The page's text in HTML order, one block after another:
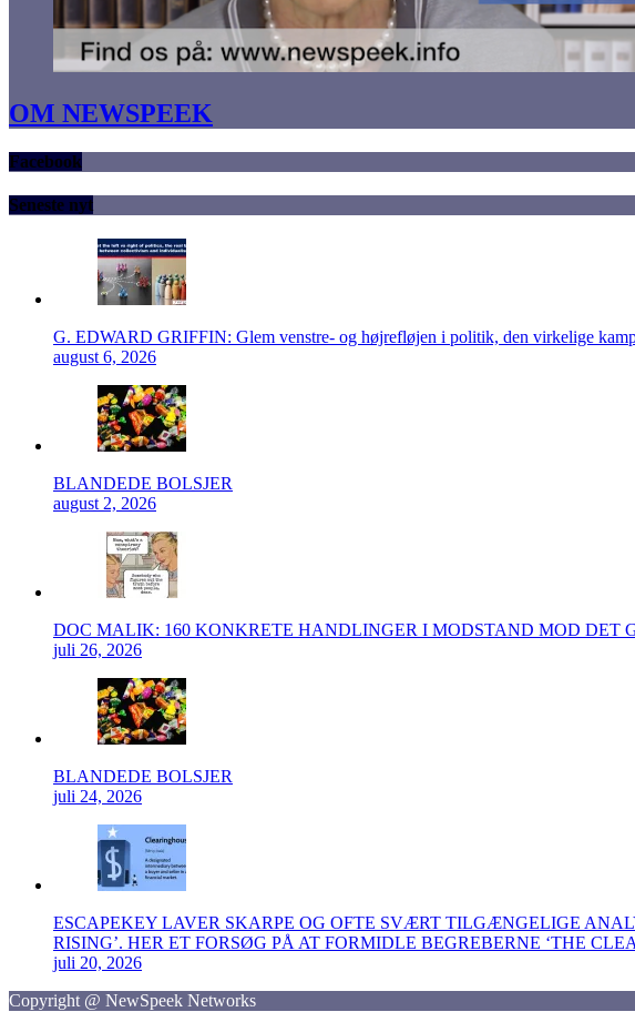
OM NEWSPEEK
Facebook
Seneste nyt
G. EDWARD GRIFFIN: Glem venstre- og højrefløjen i politik, den virkelige
august 6, 2026
BLANDEDE BOLSJER
august 2, 2026
DOC MALIK: 160 KONKRETE HANDLINGER I MODSTAND MOD DET
juli 26, 2026
BLANDEDE BOLSJER
juli 24, 2026
ESCAPEKEY LAVER SKARPE OG OFTE SVÆRT TILGÆNGELIGE
RISING’. HER ET FORSØG PÅ AT FORMIDLE BEGREBERNE ‘THE
juli 20, 2026
Copyright @ NewSpeek Networks